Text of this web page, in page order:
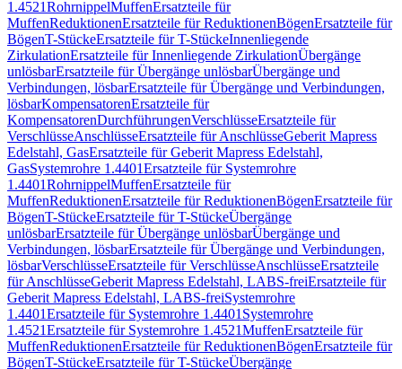
1.4521RohrnippelMuffenErsatzteile für
MuffenReduktionenErsatzteile für ReduktionenBögenErsatzteile für
BögenT-StückeErsatzteile für T-StückeInnenliegende
ZirkulationErsatzteile für Innenliegende ZirkulationÜbergänge
unlösbarErsatzteile für Übergänge unlösbarÜbergänge und
Verbindungen, lösbarErsatzteile für Übergänge und Verbindungen,
lösbarKompensatorenErsatzteile für
KompensatorenDurchführungenVerschlüsseErsatzteile für
VerschlüsseAnschlüsseErsatzteile für AnschlüsseGeberit Mapress
Edelstahl, GasErsatzteile für Geberit Mapress Edelstahl,
GasSystemrohre 1.4401Ersatzteile für Systemrohre
1.4401RohrnippelMuffenErsatzteile für
MuffenReduktionenErsatzteile für ReduktionenBögenErsatzteile für
BögenT-StückeErsatzteile für T-StückeÜbergänge
unlösbarErsatzteile für Übergänge unlösbarÜbergänge und
Verbindungen, lösbarErsatzteile für Übergänge und Verbindungen,
lösbarVerschlüsseErsatzteile für VerschlüsseAnschlüsseErsatzteile
für AnschlüsseGeberit Mapress Edelstahl, LABS-freiErsatzteile für
Geberit Mapress Edelstahl, LABS-freiSystemrohre
1.4401Ersatzteile für Systemrohre 1.4401 Systemrohre
1.4521Ersatzteile für Systemrohre 1.4521MuffenErsatzteile für
MuffenReduktionenErsatzteile für ReduktionenBögenErsatzteile für
BögenT-StückeErsatzteile für T-StückeÜbergänge